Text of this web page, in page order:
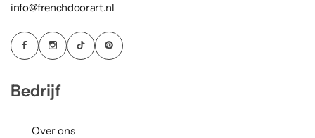
info@frenchdoorart.nl
Bedrijf
Over ons